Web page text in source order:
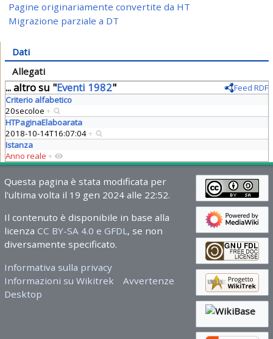
Pagine originariamente convertite da HT
Migrazione parziale a DT
Dati
Allegati
... altro su "Eventi 1982"
Feed RDF
Criterio alfabetico
20secoloe +
HTPaginaElaboarata
2018-10-14T16:07:04+
Istanza
Anno reale +
Questa pagina è stata modificata per
l'ultima volta il 19 gen 2024 alle 22:52.
Il contenuto è disponibile in base alla
licenza CC BY-SA 4.0 e GFDL, se non
diversamente specificato.
Informativa sulla privacy
Informazioni su Wikitrek
Avvertenze
Desktop